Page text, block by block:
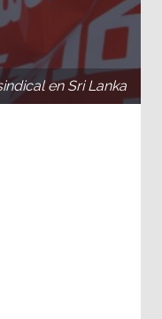
en Sri Lanka